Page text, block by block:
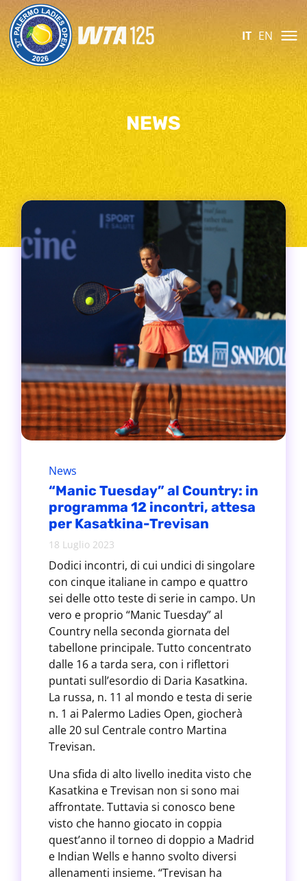
IT EN
NEWS
News
“Manic Tuesday” al Country: in
programma 12 incontri, attesa
per Kasatkina-Trevisan
18 Luglio 2023
Dodici incontri, di cui undici di singolare
con cinque italiane in campo e quattro
sei delle otto teste di serie in campo. Un
vero e proprio “Manic Tuesday” al
Country nella seconda giornata del
tabellone principale. Tutto concentrato
dalle 16 a tarda sera, con i riflettori
puntati sull’esordio di Daria Kasatkina.
La russa, n. 11 al mondo e testa di serie
n. 1 ai Palermo Ladies Open, giocherà
alle 20 sul Centrale contro Martina
Trevisan.
Una sfida di alto livello inedita visto che
Kasatkina e Trevisan non si sono mai
affrontate. Tuttavia si conosco bene
visto che hanno giocato in coppia
quest’anno il torneo di doppio a Madrid
e Indian Wells e hanno svolto diversi
allenamenti insieme. “Trevisan ha